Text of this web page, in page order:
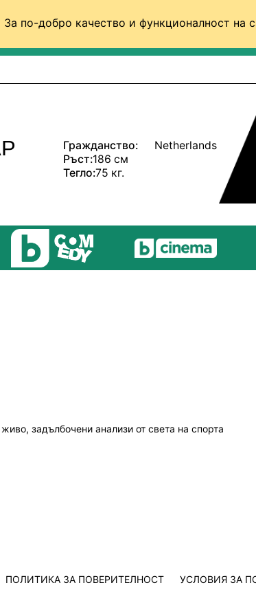
За по-добро качество и функционалност на
(БГ)
Гражданство:
Netherlands
Ръст:186 см
Тегло:75 кг.
задълбочени анализи от света на спорта
ПОЛИТИКА ЗА ПОВЕРИТЕЛНОСТ УСЛОВИЯ ЗА